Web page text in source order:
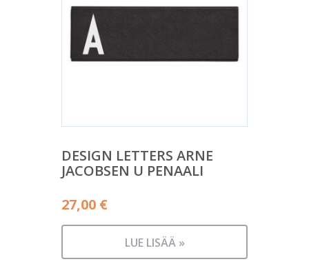
DESIGN LETTERS ARNE
JACOBSEN U PENAALI
27,00 €
LUE LISÄÄ »